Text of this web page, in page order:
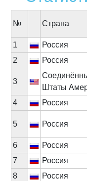
№ Cтрана
1
Россия
2
Россия
3
Штаты
4 Россия
5 Россия
6
Россия
7
Россия
8
Россия